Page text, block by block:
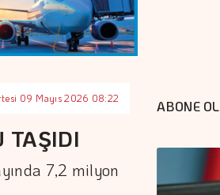
09 Mayıs 2026 08:22
TAŞIDI
7,2 milyon
ABONE OL